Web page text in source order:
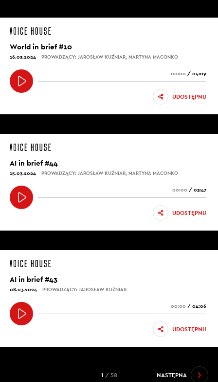
World in brief #10
16.03.2024 PROWADZĄCY: JAROSŁAW KUŹNIAR, MARTYNA MACONKO
00:00 / 04:09
UDOSTĘPNIJ
AI in brief #44
15.03.2024 PROWADZĄCY: JAROSŁAW KUŹNIAR, MARTYNA MACONKO
00:00 / 03:47
UDOSTĘPNIJ
AI in brief #43
08.03.2024 PROWADZĄCY: JAROSŁAW KUŹNIAR
00:00 / 04:06
UDOSTĘPNIJ
NASTĘPNA
1 / 58